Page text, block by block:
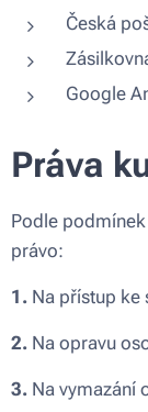
Česká
Google
Práva
Podle
právo:
1. Na přístup ke
2. Na opravu
3. Na vymazání